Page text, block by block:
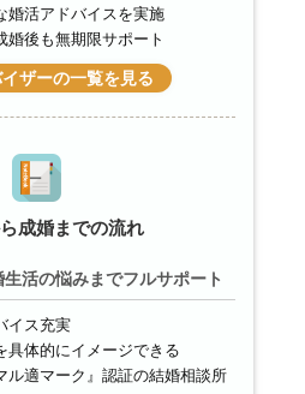
婚活アドバイスを実施
婚後も無期限サポート
ザーの一覧を見る
成婚までの流れ
活の悩みまでフルサポート
イス充実
具体的にイメージできる
ル適マーク』認証の結婚相談所